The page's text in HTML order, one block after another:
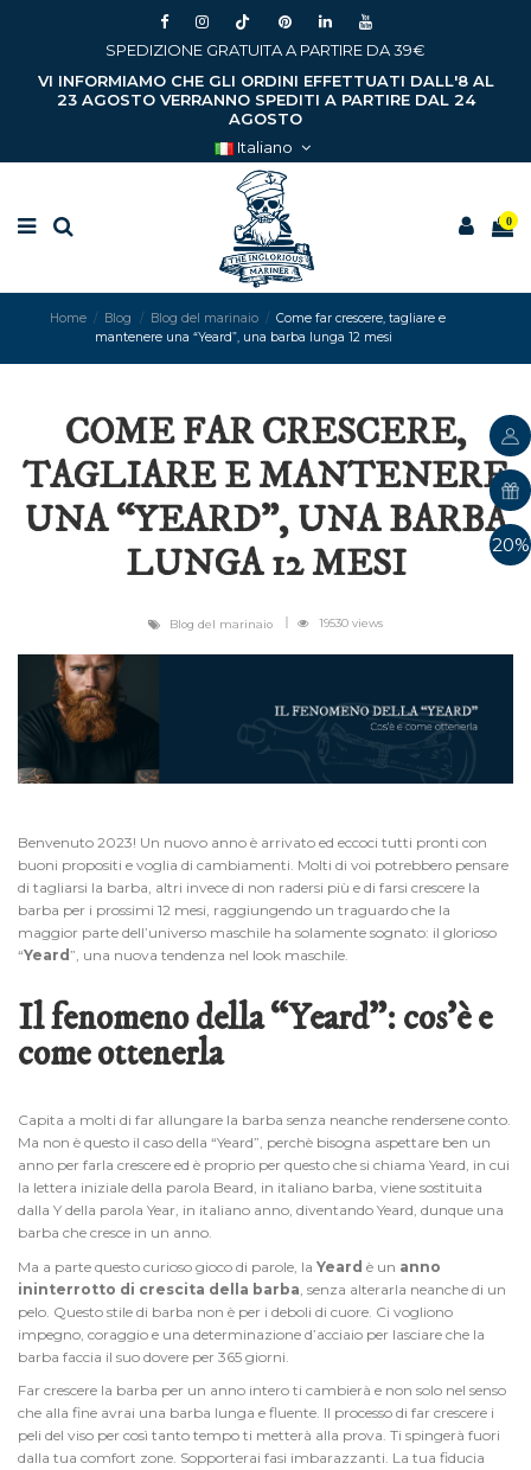
SPEDIZIONE GRATUITA A PARTIRE DA 39€
VI INFORMIAMO CHE GLI ORDINI EFFETTUATI DALL'8 AL
23 AGOSTO VERRANNO SPEDITI A PARTIRE DAL 24
AGOSTO
Italiano
0
Home Blog Blog del marinaio
Come far crescere, tagliare e
mantenere una “Yeard”, una barba lunga 12 mesi
COME FAR CRESCERE,
TAGLIARE E MANTENERE
UNA “YEARD”, UNA BARBA
LUNGA 12 MESI
Blog del marinaio 19530 views
Benvenuto 2023! Un nuovo anno è arrivato ed eccoci tutti pronti con
buoni propositi e voglia di cambiamenti. Molti di voi potrebbero pensare
di tagliarsi la barba, altri invece di non radersi più e di farsi crescere la
barba per i prossimi 12 mesi, raggiungendo un traguardo che la
maggior parte dell’universo maschile ha solamente sognato: il glorioso
“Yeard ”, una nuova tendenza nel look maschile.
Il fenomeno della “Yeard”: cos’è e
come ottenerla
Capita a molti di far allungare la barba senza neanche rendersene conto.
Ma non è questo il caso della “Yeard”, perchè bisogna aspettare ben un
anno per farla crescere ed è proprio per questo che si chiama Yeard, in cui
la lettera iniziale della parola Beard, in italiano barba, viene sostituita
dalla Y della parola Year, in italiano anno, diventando Yeard, dunque una
barba che cresce in un anno.
Ma a parte questo curioso gioco di parole, la Yeard è un anno
ininterrotto di crescita della barba , senza alterarla neanche di un
pelo. Questo stile di barba non è per i deboli di cuore. Ci vogliono
impegno, coraggio e una determinazione d’acciaio per lasciare che la
barba faccia il suo dovere per 365 giorni.
Far crescere la barba per un anno intero ti cambierà e non solo nel senso
che alla fine avrai una barba lunga e fluente. Il processo di far crescere i
peli del viso per così tanto tempo ti metterà alla prova. Ti spingerà fuori
dalla tua comfort zone. Sopporterai fasi imbarazzanti. La tua fiducia
20%